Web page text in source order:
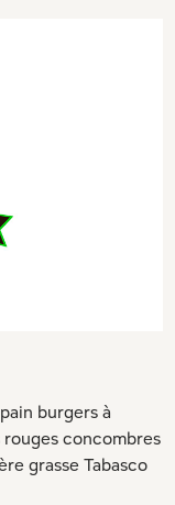
burgers à
rouges concombres
grasse Tabasco